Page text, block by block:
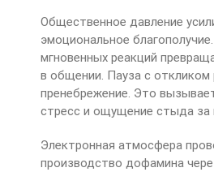
Общественное давление
эмоциональное
мгновенных реакций
в общении. Пауза с откликом
пренебрежение. Это
стресс и ощущение стыда за
Электронная атмосфера
производство дофамина